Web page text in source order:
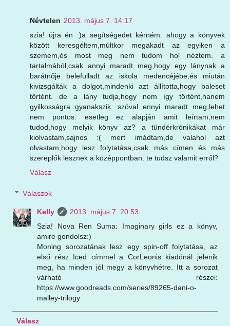
Névtelen 2013. május 7. 14:17
szia! újra én :)a segítségedet kérném. ahogy a könyvek
között keresgéltem,múltkor megakadt az egyiken a
szemem,és most meg nem tudom hol néztem. a
tartalmából,csak annyi maradt meg,hogy egy lánynak a
barátnője belefulladt az iskola medencéjébe,és miután
kivizsgálták a dolgot,mindenki azt állította,hogy baleset
történt. de a lány tudja,hogy nem így történt,hanem
gyilkosságra gyanakszik. szóval ennyi maradt meg,lehet
nem pontos. esetleg ez alapján amit leírtam,nem
tudod,hogy melyik könyv az? a tündérkrónikákat már
kiolvastam,sajnos :( mert imádtam,de valahol azt
olvastam,hogy lesz folytatása,csak más címen és más
szereplők lesznek a középpontban. te tudsz valamit erről?
Válasz
Válaszok
Kelly
2013. május 7. 20:53
Szia! Nova Ren Suma: Imaginary girls ez a könyv,
amire gondolsz:)
Moning sorozatának lesz egy spin-off folytatása, az
első rész Iced címmel a CorLeonis kiadónál jelenik
meg, ha minden jól megy a könyvhétre. Itt a sorozat
várható részei:
https://www.goodreads.com/series/89265-dani-o-
malley-trilogy
Válasz